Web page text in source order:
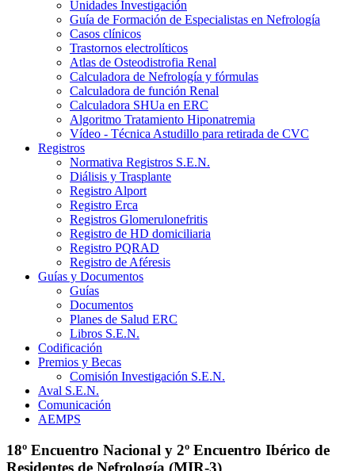
Unidades Investigación
Guía de Formación de Especialistas en Nefrología
Casos clínicos
Trastornos electrolíticos
Atlas de Osteodistrofia Renal
Calculadora de Nefrología y fórmulas
Calculadora de función Renal
Calculadora SHUa en ERC
Algoritmo Tratamiento Hiponatremia
Vídeo - Técnica Astudillo para retirada de CVC
Registros
Normativa Registros S.E.N.
Diálisis y Trasplante
Registro Alport
Registro Erca
Registros Glomerulonefritis
Registro de HD domiciliaria
Registro PQRAD
Registro de Aféresis
Guías y Documentos
Guías
Documentos
Planes de Salud ERC
Libros S.E.N.
Codificación
Premios y Becas
Comisión Investigación S.E.N.
Aval S.E.N.
Comunicación
AEMPS
18º Encuentro Nacional y 2º Encuentro Ibérico de
Residentes de Nefrología (MIR-3)